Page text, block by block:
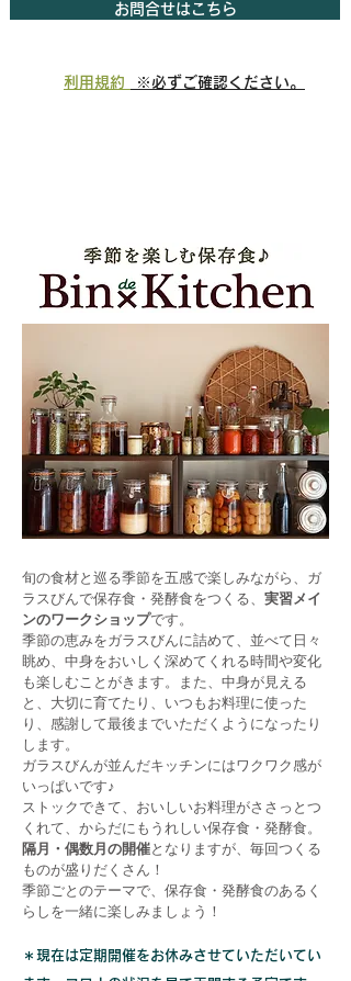
お問合せはこちら
利用規約 ※必ずご確認ください。
旬の食材と巡る季節を五感で楽しみながら、ガ
ラスびんで保存食・発酵食をつくる、 実習メイ
ンのワークショップです。
季節の恵みをガラスびんに詰めて、並べて日々
眺め、中身をおいしく深めてくれる時間や変化
も楽しむことがきます。また、中身が見える
と、大切に育てたり、いつもお料理に使った
り、感謝して最後までいただくようになったり
します。
ガラスびんが並んだキッチンにはワクワク感が
いっぱいです♪
ストックできて、おいしいお料理がささっとつ
くれて、からだにもうれしい保存食・発酵食。
隔月・偶数月の開催となりますが、毎回つくる
ものが盛りだくさん！
季節ごとのテーマで、保存食・発酵食のあるく
らしを一緒に楽しみましょう！
＊現在は定期開催をお休みさせていただいてい